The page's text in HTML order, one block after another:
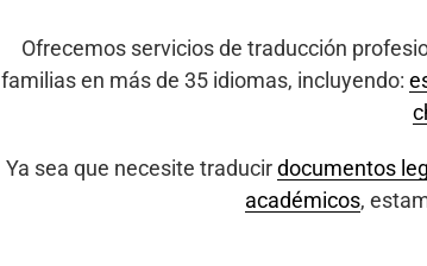
Ofrecemos servicios de traducción
familias en más de 35 idiomas, incluyendo:
Ya sea que necesite traducirdocumentos
académicos,